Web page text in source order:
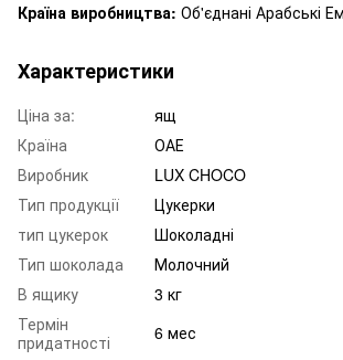
Країна виробництва: Об'єднані Арабські
Характеристики
Ціна за:
ящ
Країна
ОАЕ
Виробник
LUX CHOCO
Тип продукції
Цукерки
тип цукерок
Шоколадні
Тип шоколада
Молочний
В ящику
3 кг
Термін
придатності
6 мес